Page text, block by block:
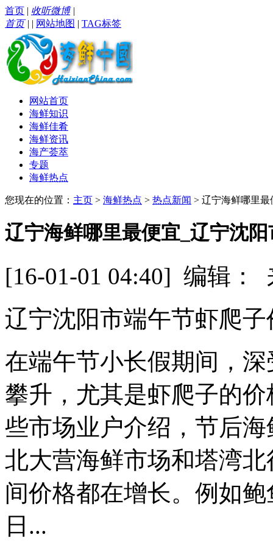
首页 | 收听微博|
首页| | 网站地图 | TAG标签
网站首页
海鲜知识
海鲜佳肴
海鲜资讯
海产荟萃
专题
海鲜热点
您现在的位置： 主页 > 海鲜热点 > 热点新闻 > 辽宁海鲜哪里最
辽宁海鲜哪里最便宜_辽宁沈
[16-01-01 04:40] 编辑
辽宁沈阳市端午节虾爬
在端午节小长假期间，
攀升，尤其是虾爬子的
些市场业户介绍，节后
北大营海鲜市场和塔湾
间价格都在增长。例如
日...